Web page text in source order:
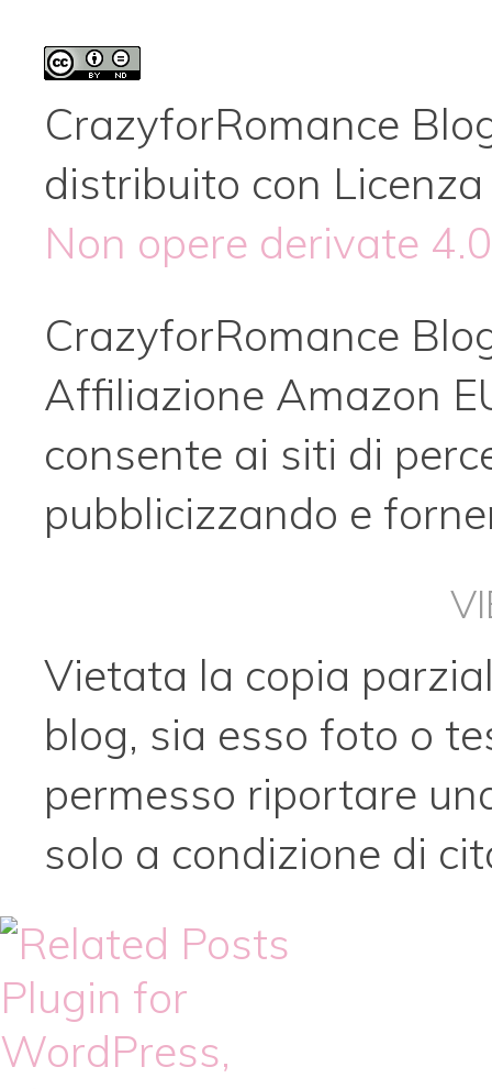
CrazyforRomance
distribuito con
Non opere derivate
CrazyforRomance
Affiliazione Amazon
consente ai siti di
pubblicizzando e
Vietata la copia
blog, sia esso foto o
permesso riportare
solo a condizione di
f